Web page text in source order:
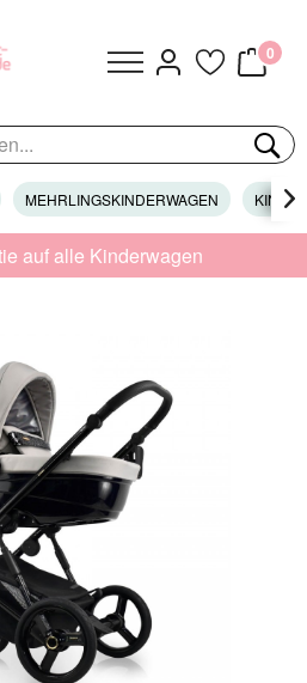
0
MEHRLINGSKINDERWAGEN 
auf alle Kinderwagen